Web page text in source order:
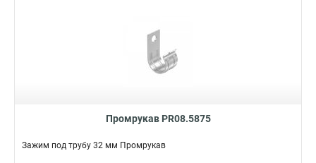
Промрукав PR08.5875
Зажим под трубу 32 мм Промрукав